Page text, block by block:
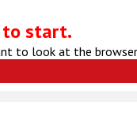
to start.
to look at the